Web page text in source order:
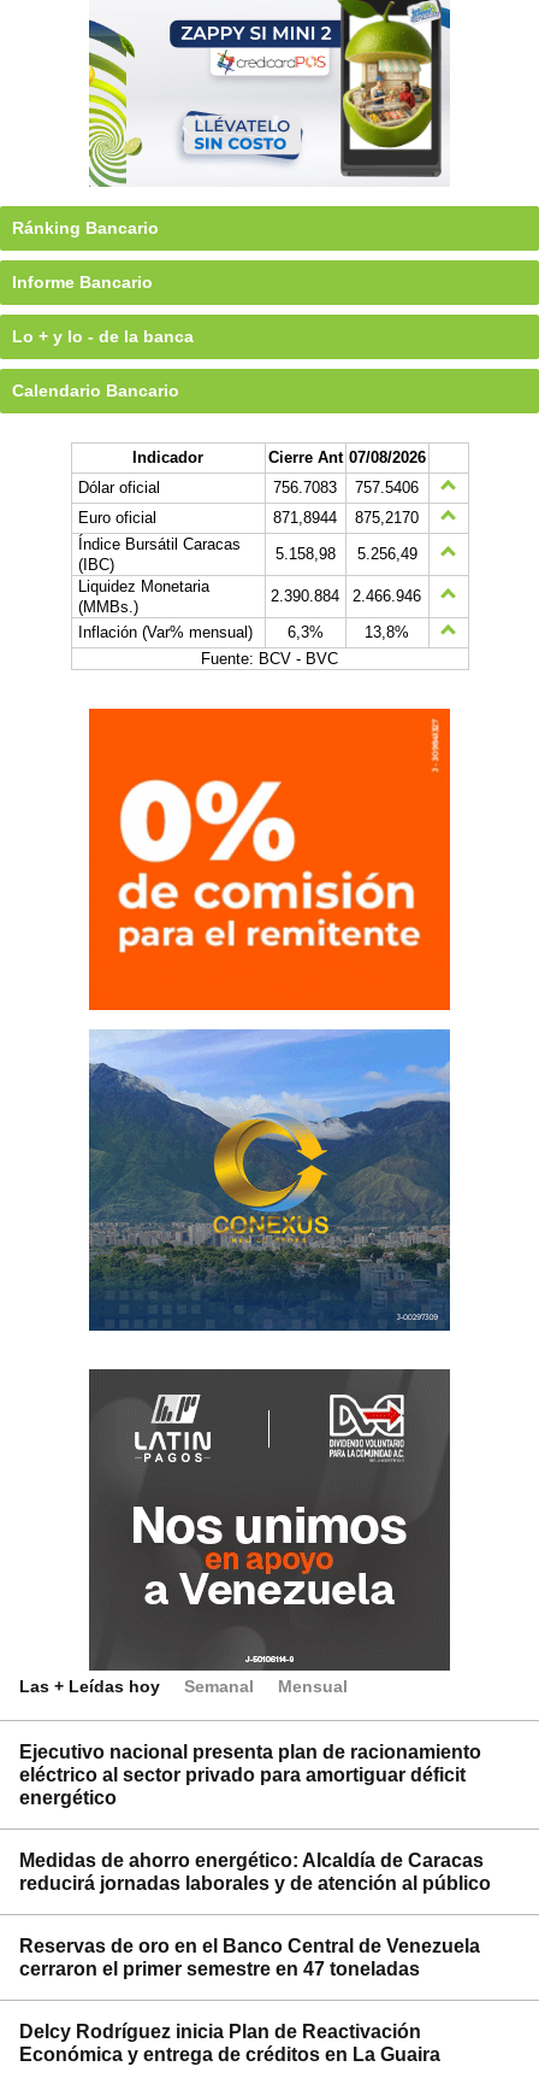
Ránking Bancario
Informe Bancario
Lo + y lo - de la banca
Calendario Bancario
Indicador Cierre Ant 07/08/2026
Dólar oficial
756.7083
757.5406
Euro oficial
871,8944
875,2170
Índice Bursátil Caracas
(IBC)
5.158,98
5.256,49
Liquidez Monetaria
(MMBs.)
2.390.884
2.466.946
Inflación (Var% mensual)
6,3%
13,8%
Fuente: BCV - BVC
Las + Leídas hoy Semanal Mensual
Ejecutivo nacional presenta plan de racionamiento
eléctrico al sector privado para amortiguar déficit
energético
Medidas de ahorro energético: Alcaldía de Caracas
reducirá jornadas laborales y de atención al público
Reservas de oro en el Banco Central de Venezuela
cerraron el primer semestre en 47 toneladas
Delcy Rodríguez inicia Plan de Reactivación
Económica y entrega de créditos en La Guaira